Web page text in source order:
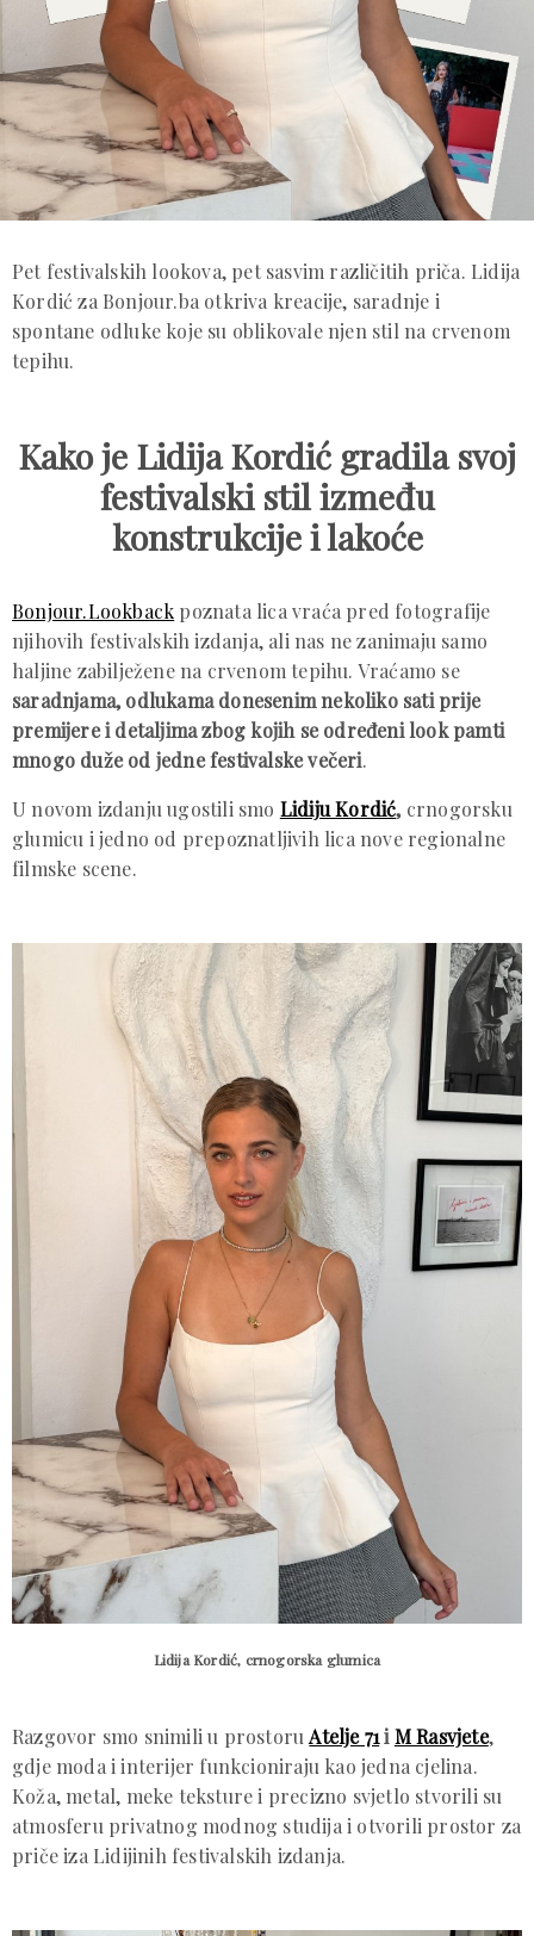
Pet festivalskih lookova, pet sasvim različitih priča. Lidija
Kordić za Bonjour.ba otkriva kreacije, saradnje i
spontane odluke koje su oblikovale njen stil na crvenom
tepihu.
Kako je Lidija Kordić gradila svoj
festivalski stil između
konstrukcije i lakoće
Bonjour.Lookback poznata lica vraća pred fotografije
njihovih festivalskih izdanja, ali nas ne zanimaju samo
haljine zabilježene na crvenom tepihu. Vraćamo se
saradnjama, odlukama donesenim nekoliko sati prije
premijere i detaljima zbog kojih se određeni look pamti
mnogo duže od jedne festivalske večeri.
U novom izdanju ugostili smo Lidiju Kordić, crnogorsku
glumicu i jedno od prepoznatljivih lica nove regionalne
filmske scene.
Lidija Kordić, crnogorska glumica
Razgovor smo snimili u prostoruAtelje 71i M Rasvjete,
gdje moda i interijer funkcioniraju kao jedna cjelina.
Koža, metal, meke teksture i precizno svjetlo stvorili su
atmosferu privatnog modnog studija i otvorili prostor za
priče iza Lidijinih festivalskih izdanja.